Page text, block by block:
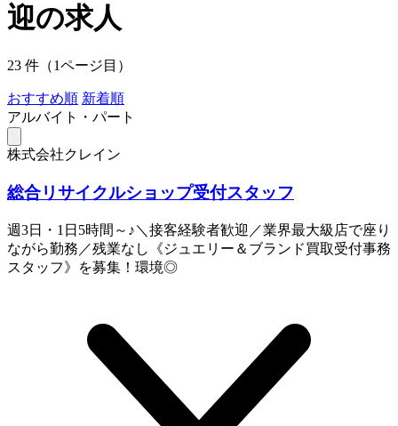
迎の求人
23 件（1ページ目）
おすすめ順 新着順
アルバイト・パート
株式会社クレイン
総合リサイクルショップ受付スタッフ
週3日・1日5時間～♪＼接客経験者歓迎／業界最大級店で座り
ながら勤務／残業なし《ジュエリー＆ブランド買取受付事務
スタッフ》を募集！環境◎